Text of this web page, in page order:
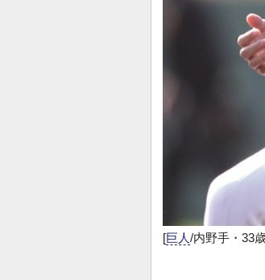
[巨人/内野手・33歳